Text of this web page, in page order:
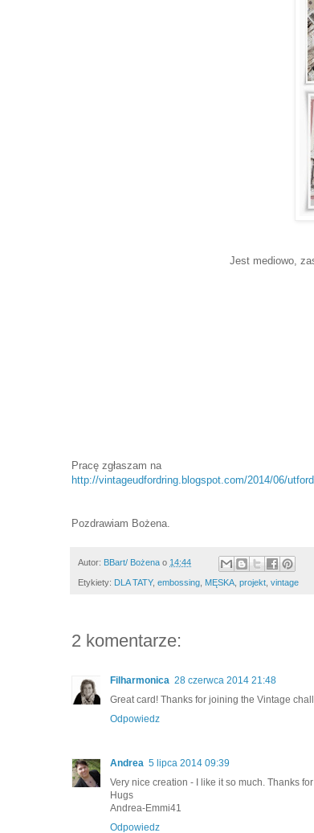
Jest mediowo,
Pracę zgłaszam na
http://vintageudfordring.blogspot.com/2014/06/
Pozdrawiam Bożena.
Autor: BBart/ Bożena o 14:44
Etykiety: DLA TATY, embossing MĘSKA projekt vintage
2 komentarze:
Filharmonica 28 czerwca 2014 21:48
Great card! Thanks for joining the Vintage
Odpowiedz
Andrea 5 lipca 2014 09:39
Very nice creation - I like it so much. Thanks
Hugs
Andrea-Emmi41
Odpowiedz